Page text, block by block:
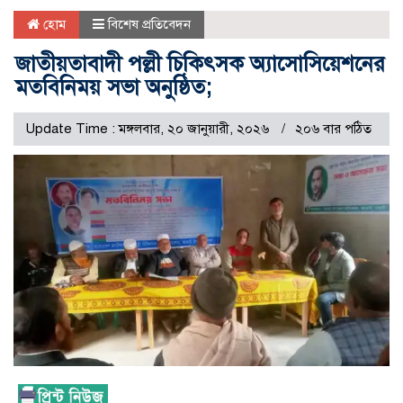
হোম বিশেষ প্রতিবেদন
জাতীয়তাবাদী পল্লী চিকিৎসক অ্যাসোসিয়েশনের
মতবিনিময় সভা অনুষ্ঠিত;
Update Time : মঙ্গলবার, ২০ জানুয়ারী, ২০২৬ ২০৬ বার পঠিত